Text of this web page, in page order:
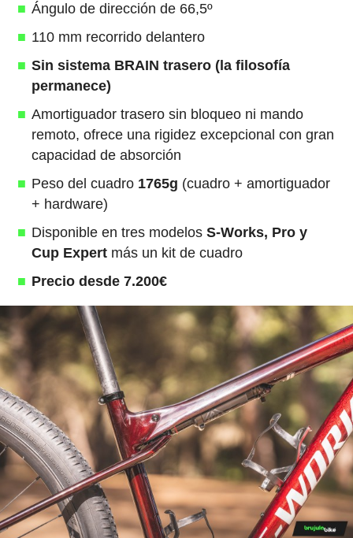
Ángulo de dirección de 66,5º
110 mm recorrido delantero
Sin sistema BRAIN trasero (la filosofía
permanece)
Amortiguador trasero sin bloqueo ni mando
remoto, ofrece una rigidez excepcional con gran
capacidad de absorción
Peso del cuadro1765g (cuadro + amortiguador
+ hardware)
Disponible en tres modelosS-Works, Pro y
Cup Expertmás un kit de cuadro
Precio desde 7.200€